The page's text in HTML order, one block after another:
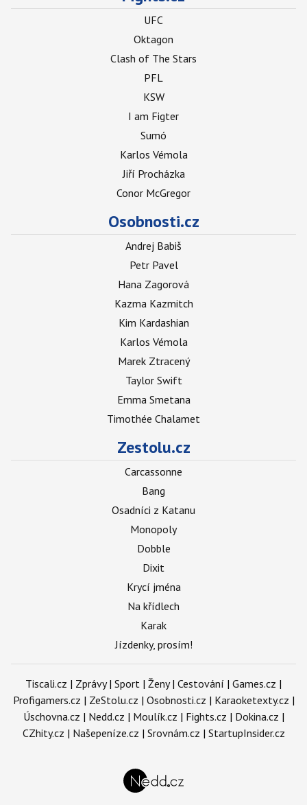
UFC
Oktagon
Clash of The Stars
PFL
KSW
I am Figter
Sumó
Karlos Vémola
Jiří Procházka
Conor McGregor
Osobnosti.cz
Andrej Babiš
Petr Pavel
Hana Zagorová
Kazma Kazmitch
Kim Kardashian
Karlos Vémola
Marek Ztracený
Taylor Swift
Emma Smetana
Timothée Chalamet
Zestolu.cz
Carcassonne
Bang
Osadníci z Katanu
Monopoly
Dobble
Dixit
Krycí jména
Na křídlech
Karak
Jízdenky, prosím!
Tiscali.cz | Zprávy| Sport | Ženy| Cestování | Games.cz |
Profigamers.cz | ZeStolu.cz | Osobnosti.cz | Karaoketexty.cz |
Úschovna.cz | Nedd.cz | Moulík.cz | Fights.cz | Dokina.cz |
CZhity.cz | Našepeníze.cz | Srovnám.cz | StartupInsider.cz